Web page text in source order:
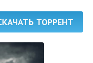
ТОРРЕНТ